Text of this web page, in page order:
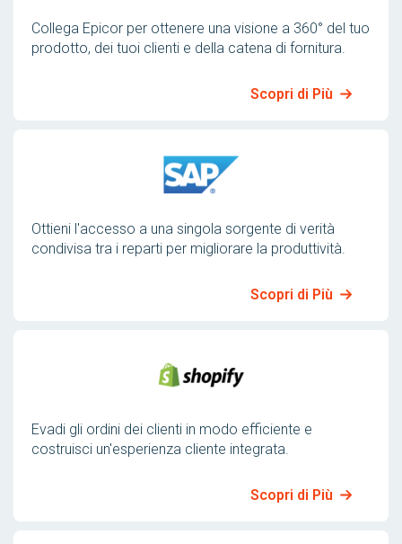
Collega Epicor per ottenere una visione a 360° del tuo
prodotto, dei tuoi clienti e della catena di fornitura.
Scopri di Più
Ottieni l'accesso a una singola sorgente di verità
condivisa tra i reparti per migliorare la produttività.
Scopri di Più
Evadi gli ordini dei clienti in modo efficiente e
costruisci un'esperienza cliente integrata.
Scopri di Più